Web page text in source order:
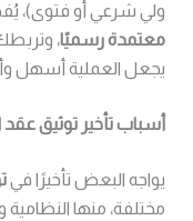
ولي شرعي أو فتوى)،
معتمدة رسميًا،
يجعل العملية أسهل
أسباب تأخير توثيق عقد
يواجه البعض تأخيرًا في
مختلفة، منها النظامية